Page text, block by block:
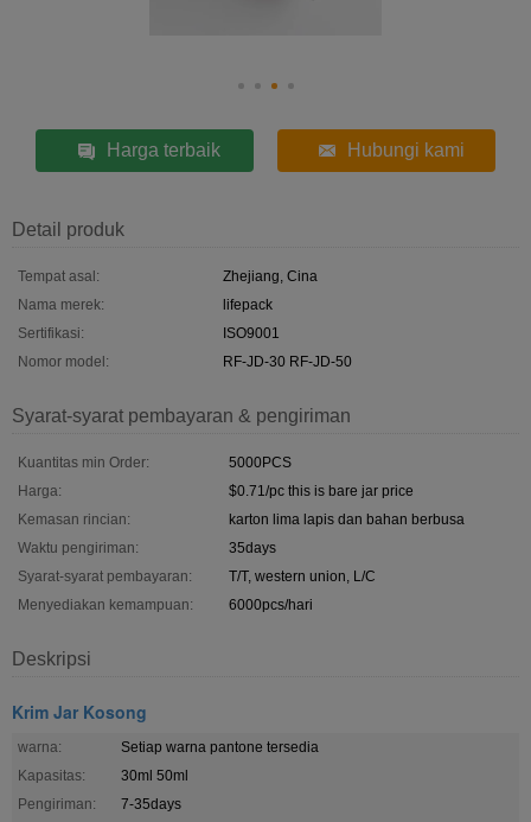
Harga terbaik Hubungi kami
Detail produk
Tempat asal:
Zhejiang, Cina
Nama merek:
lifepack
Sertifikasi:
ISO9001
Nomor model:
RF-JD-30 RF-JD-50
Syarat-syarat pembayaran & pengiriman
Kuantitas min Order:
5000PCS
Harga:
$0.71/pc this is bare jar price
Kemasan rincian:
karton lima lapis dan bahan berbusa
Waktu pengiriman:
35days
Syarat-syarat pembayaran:
T/T, western union, L/C
Menyediakan kemampuan:
6000pcs/hari
Deskripsi
Krim Jar Kosong
warna:
Setiap warna pantone tersedia
Kapasitas:
30ml 50ml
Pengiriman:
7-35days